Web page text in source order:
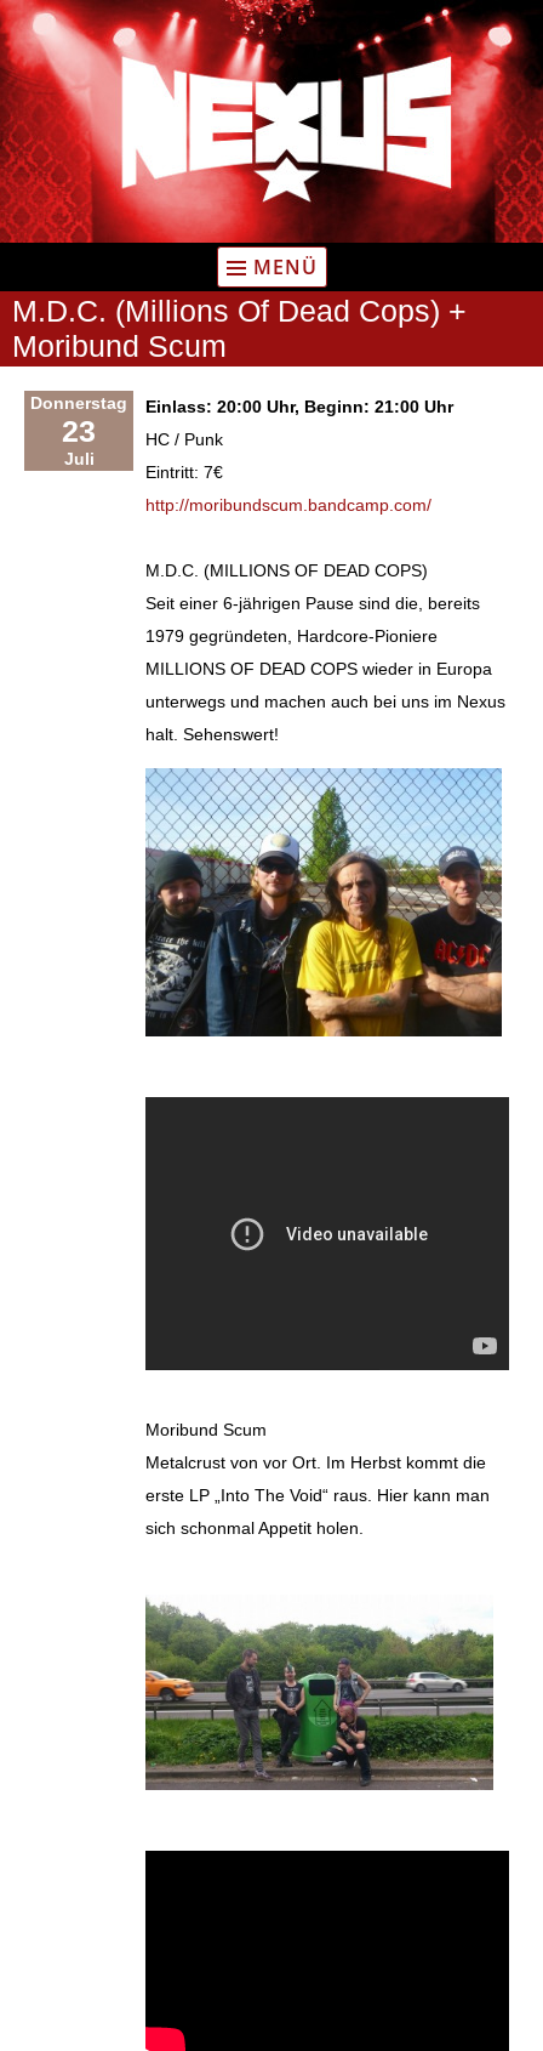
Zum
Inhalt
springen
MENÜ
M.D.C. (Millions Of Dead Cops) +
Moribund Scum
Donnerstag
23
Juli
Einlass: 20:00 Uhr, Beginn: 21:00 Uhr
HC / Punk
Eintritt: 7€
http://moribundscum.bandcamp.com/
M.D.C. (MILLIONS OF DEAD COPS)
Seit einer 6-jährigen Pause sind die, bereits
1979 gegründeten, Hardcore-Pioniere
MILLIONS OF DEAD COPS wieder in Europa
unterwegs und machen auch bei uns im Nexus
halt. Sehenswert!
Moribund Scum
Metalcrust von vor Ort. Im Herbst kommt die
erste LP „Into The Void“ raus. Hier kann man
sich schonmal Appetit holen.